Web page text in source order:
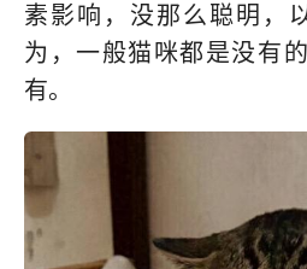
素影响，没那么聪明，
为，一般猫咪都是没有
有。